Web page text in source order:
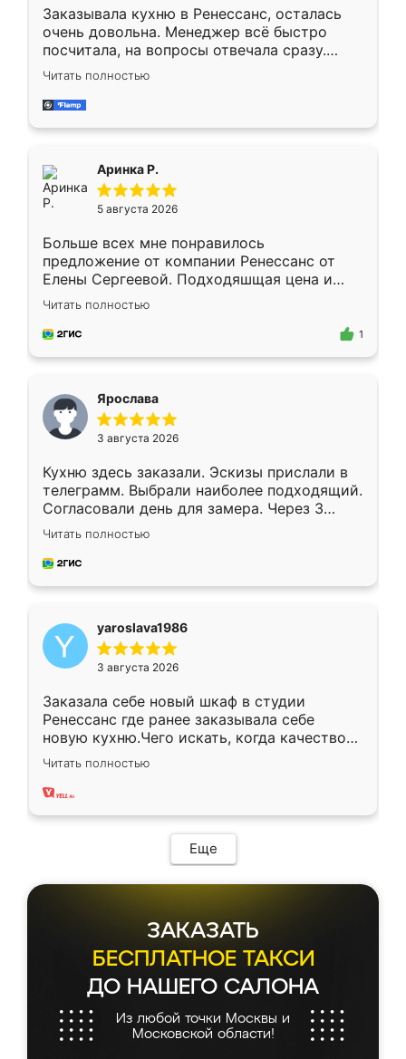
Заказывала кухню в Ренессанс, осталась
очень довольна. Менеджер всё быстро
посчитала, на вопросы отвечала сразу.
Замерщик приехал в субботу, подошёл к
делу со всей ответственностью. Собрали
за день, ребята работали аккуратно, даже
Читать полностью
Аринка Р.
5 августа 2026
Больше всех мне понравилось
предложение от компании Ренессанс от
Елены Сергеевой. Подходяшщая цена и
короткие сроки изготовления. Приехавший
для замера сотрудник Владислав
предложил по моему эскизу самый
Читать полностью
1
Ярослава
3 августа 2026
Кухню здесь заказали. Эскизы прислали в
телеграмм. Выбрали наиболее подходящий.
Согласовали день для замера. Через 3
недели кухня была уже готова. Остались
довольны работой. Спасибо Ренессанс
мебель за качественную работу!
Читать полностью
yaroslava1986
3 августа 2026
Заказала себе новый шкаф в студии
Ренессанс где ранее заказывала себе
новую кухню.Чего искать, когда качеством
вполне довольна. Служит кухня уже почти
два года, нареканий нет.
Читать полностью
Еще
ЗАКАЗАТЬ
БЕСПЛАТНОЕ ТАКСИ
ДО НАШЕГО САЛОНА
Из любой точки Москвы и
Московской области!